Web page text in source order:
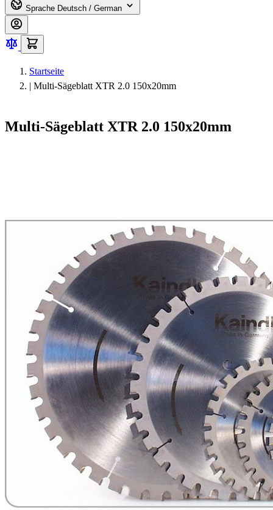
Sprache Deutsch / German
Startseite
| Multi-Sägeblatt XTR 2.0 150x20mm
Multi-Sägeblatt XTR 2.0 150x20mm